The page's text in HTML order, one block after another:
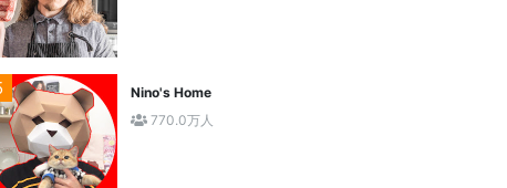
Nino's Home
770.0万人